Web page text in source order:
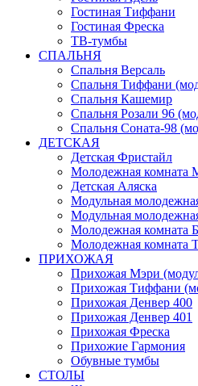
Гостиная Тиффани
Гостиная Фреска
ТВ-тумбы
СПАЛЬНЯ
Спальня Версаль
Спальня Тиффани
Спальня Кашемир
Спальня Розали 96
Спальня Соната-98
ДЕТСКАЯ
Детская Фристайл
Молодежная комната
Детская Аляска
Модульная
Модульная
Молодежная комната
Молодежная комната
ПРИХОЖАЯ
Прихожая Мэри
Прихожая Тиффани
Прихожая Денвер 400
Прихожая Денвер 401
Прихожая Фреска
Прихожие Гармония
Обувные тумбы
СТОЛЫ